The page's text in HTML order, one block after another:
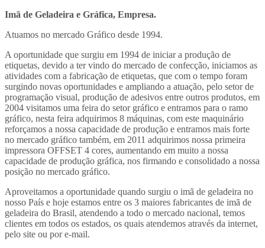
Imã de Geladeira e Gráfica, Empresa.
Atuamos no mercado Gráfico desde 1994.
A oportunidade que surgiu em 1994 de iniciar a produção de
etiquetas, devido a ter vindo do mercado de confecção, iniciamos as
atividades com a fabricação de etiquetas, que com o tempo foram
surgindo novas oportunidades e ampliando a atuação, pelo setor de
programação visual, produção de adesivos entre outros produtos, em
2004 visitamos uma feira do setor gráfico e entramos para o ramo
gráfico, nesta feira adquirimos 8 máquinas, com este maquinário
reforçamos a nossa capacidade de produção e entramos mais forte
no mercado gráfico também, em 2011 adquirimos nossa primeira
impressora OFFSET 4 cores, aumentando em muito a nossa
capacidade de produção gráfica, nos firmando e consolidado a nossa
posição no mercado gráfico.
Aproveitamos a oportunidade quando surgiu o imã de geladeira no
nosso País e hoje estamos entre os 3 maiores fabricantes de imã de
geladeira do Brasil, atendendo a todo o mercado nacional, temos
clientes em todos os estados, os quais atendemos através da internet,
pelo site ou por e-mail.